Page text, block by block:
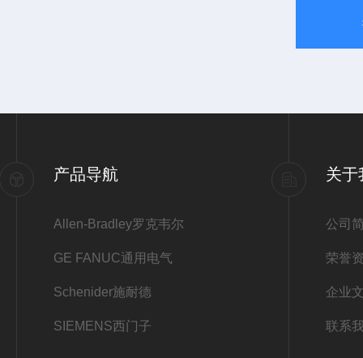
产品导航
Allen-Bradley罗克韦尔
GE FANUC通用电气
Schenider施耐德
SIEMENS西门子
关于
公司
荣誉
企业
联系